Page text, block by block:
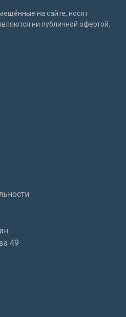
на сайте, носят
ни публичной офертой,
49